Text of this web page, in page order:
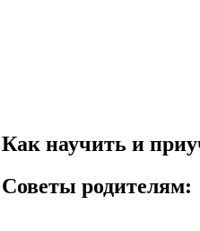
Как научить и
Советы родителям: